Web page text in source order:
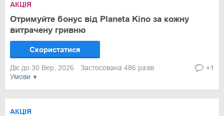
Умови
АКЦІЯ
Отримуйте бонус від Planeta Kino за кожну
витрачену гривню
Скористатися
Діє до 30 Вер, 2026 Застосована 486 разів +1
АКЦІЯ